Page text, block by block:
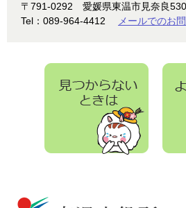
〒791-0292
愛媛県東温市見奈良
Tel：089-964-4412
メールでのお